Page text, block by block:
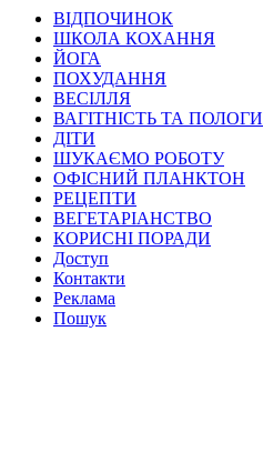
ВІДПОЧИНОК
ШКОЛА КОХАННЯ
ЙОГА
ПОХУДАННЯ
ВЕСІЛЛЯ
ВАГІТНІСТЬ ТА ПОЛОГИ
ДІТИ
ШУКАЄМО РОБОТУ
ОФІСНИЙ ПЛАНКТОН
РЕЦЕПТИ
ВЕГЕТАРІАНСТВО
КОРИСНІ ПОРАДИ
Доступ
Контакти
Реклама
Пошук